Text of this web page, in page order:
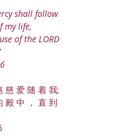
shall follow
my life,
of the LORD
慈 爱 随 着 我;
殿 中 ， 直 到